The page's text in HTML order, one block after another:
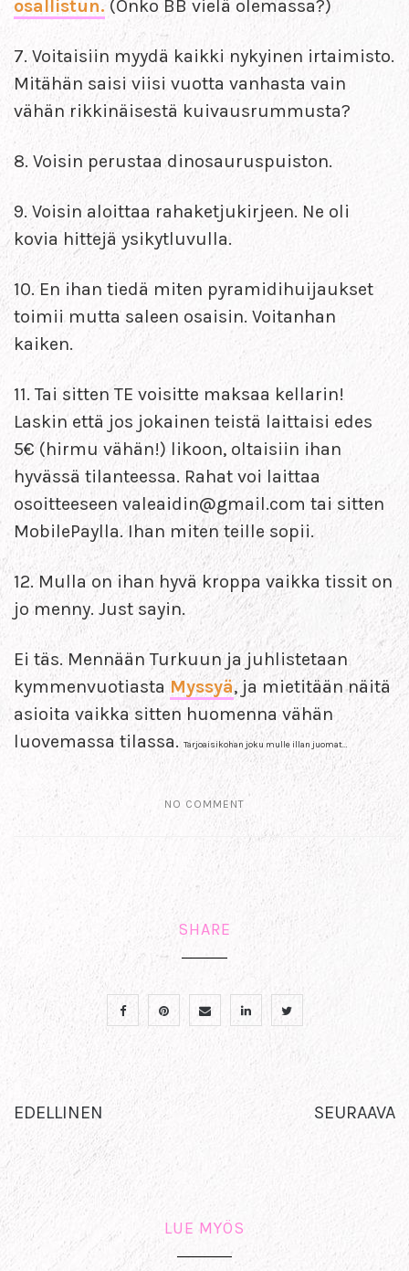
osallistun. (Onko BB vielä olemassa?)
7. Voitaisiin myydä kaikki nykyinen irtaimisto.
Mitähän saisi viisi vuotta vanhasta vain
vähän rikkinäisestä kuivausrummusta?
8. Voisin perustaa dinosauruspuiston.
9. Voisin aloittaa rahaketjukirjeen. Ne oli
kovia hittejä ysikytluvulla.
10. En ihan tiedä miten pyramidihuijaukset
toimii mutta saleen osaisin. Voitanhan
kaiken.
11. Tai sitten TE voisitte maksaa kellarin!
Laskin että jos jokainen teistä laittaisi edes
5€ (hirmu vähän!) likoon, oltaisiin ihan
hyvässä tilanteessa. Rahat voi laittaa
osoitteeseen valeaidin@gmail.com tai sitten
MobilePaylla. Ihan miten teille sopii.
12. Mulla on ihan hyvä kroppa vaikka tissit on
jo menny. Just sayin.
Ei täs. Mennään Turkuun ja juhlistetaan
kymmenvuotiasta Myssyä, ja mietitään näitä
asioita vaikka sitten huomenna vähän
luovemassa tilassa. Tarjoaisikohan joku mulle illan juomat…
NO COMMENT
SHARE
EDELLINEN SEURAAVA
LUE MYÖS